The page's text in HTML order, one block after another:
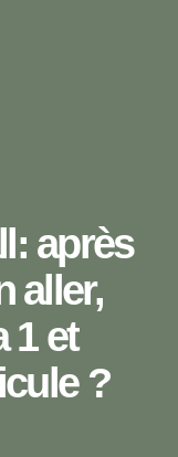
après
aller,
1 et
?